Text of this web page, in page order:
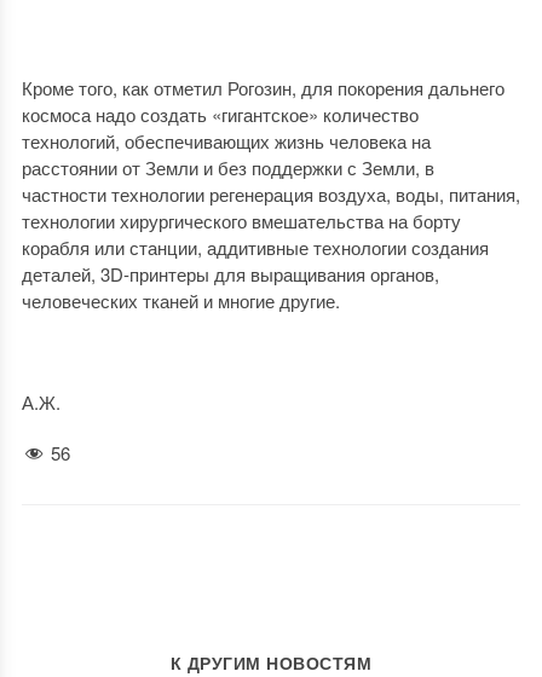
Кроме того, как отметил Рогозин, для покорения дальнего
космоса надо создать «гигантское» количество
технологий, обеспечивающих жизнь человека на
расстоянии от Земли и без поддержки с Земли, в
частности технологии регенерация воздуха, воды, питания,
технологии хирургического вмешательства на борту
корабля или станции, аддитивные технологии создания
деталей, 3D-принтеры для выращивания органов,
человеческих тканей и многие другие.
А.Ж.
56
К ДРУГИМ НОВОСТЯМ